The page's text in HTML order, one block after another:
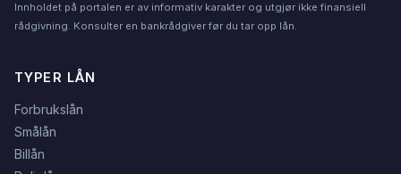
Innholdet på portalen er av informativ karakter og utgjør ikke finansiell
rådgivning. Konsulter en bankrådgiver før du tar opp lån.
TYPER LÅN
Forbrukslån
Smålån
Billån